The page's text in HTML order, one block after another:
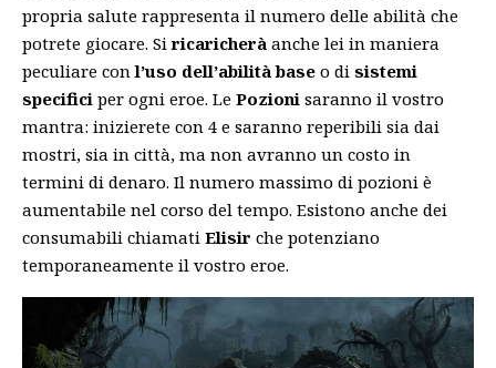
propria salute rappresenta il numero delle abilità che
potrete giocare. Siricaricherà anche lei in maniera
peculiare conl’uso dell’abilità base o di sistemi
specifici per ogni eroe. Le Pozioni saranno il vostro
mantra: inizierete con 4 e saranno reperibili sia dai
mostri, sia in città, ma non avranno un costo in
termini di denaro. Il numero massimo di pozioni è
aumentabile nel corso del tempo. Esistono anche dei
consumabili chiamati Elisir che potenziano
temporaneamente il vostro eroe.